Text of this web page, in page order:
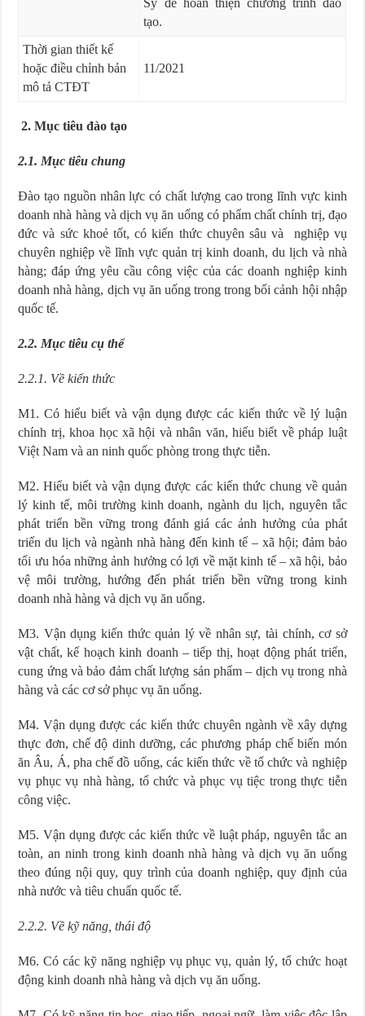
tạo.
Thời gian thiết kế
hoặc điều chỉnh bản
mô tả CTĐT
11/2021
2.Mục tiêu đào tạo
2.1. Mục tiêu chung
Đào tạo nguồn nhân lực có chất lượng cao trong lĩnh vực kinh
doanh nhà hàng và dịch vụ ăn uống có phẩm chất chính trị, đạo
đức và sức khoẻ tốt, có kiến thức chuyên sâu và nghiệp vụ
chuyên nghiệp về lĩnh vực quản trị kinh doanh, du lịch và nhà
hàng; đáp ứng yêu cầu công việc của các doanh nghiệp kinh
doanh nhà hàng, dịch vụ ăn uống trong trong bối cảnh hội nhập
quốc tế.
2.2. Mục tiêu cụ thể
2.2.1. Về kiến thức
M1. Có hiểu biết và vận dụng được các kiến thức về lý luận
chính trị, khoa học xã hội và nhân văn, hiểu biết về pháp luật
Việt Nam và an ninh quốc phòng trong thực tiễn.
M2. Hiểu biết và vận dụng được các kiến thức chung về quản
lý kinh tế, môi trường kinh doanh, ngành du lịch, nguyên tắc
phát triển bền vững trong đánh giá các ảnh hưởng của phát
triển du lịch và ngành nhà hàng đến kinh tế – xã hội; đảm bảo
tối ưu hóa những ảnh hưởng có lợi về mặt kinh tế – xã hội, bảo
vệ môi trường, hướng đến phát triển bền vững trong kinh
doanh nhà hàng và dịch vụ ăn uống.
M3. Vận dụng kiến thức quản lý về nhân sự, tài chính, cơ sở
vật chất, kế hoạch kinh doanh – tiếp thị, hoạt động phát triển,
cung ứng và bảo đảm chất lượng sản phẩm – dịch vụ trong nhà
hàng và các cơ sở phục vụ ăn uống.
M4. Vận dụng được các kiến thức chuyên ngành về xây dựng
thực đơn, chế độ dinh dưỡng, các phương pháp chế biến món
ăn Âu, Á, pha chế đồ uống, các kiến thức về tổ chức và nghiệp
vụ phục vụ nhà hàng, tổ chức và phục vụ tiệc trong thực tiễn
công việc.
M5. Vận dụng được các kiến thức về luật pháp, nguyên tắc an
toàn, an ninh trong kinh doanh nhà hàng và dịch vụ ăn uống
theo đúng nội quy, quy trình của doanh nghiệp, quy định của
nhà nước và tiêu chuẩn quốc tế.
2.2.2. Về kỹ năng, thái độ
M6. Có các kỹ năng nghiệp vụ phục vụ, quản lý, tổ chức hoạt
động kinh doanh nhà hàng và dịch vụ ăn uống.